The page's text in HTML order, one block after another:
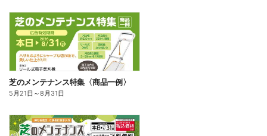
芝のメンテナンス特集〈商品一例〉
5月21日 ～8月31日